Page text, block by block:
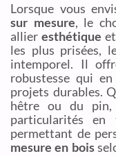
Lorsque vous
sur mesure, le
allier esthétique et
les plus prisées,
intemporel. Il
robustesse qui
projets durables.
hêtre ou du pin,
particularités
permettant de
mesure en bois